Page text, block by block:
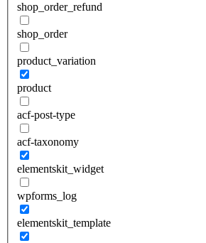
shop_order_refund
shop_order
product_variation
product
acf-post-type
acf-taxonomy
elementskit_widget
wpforms_log
elementskit_template